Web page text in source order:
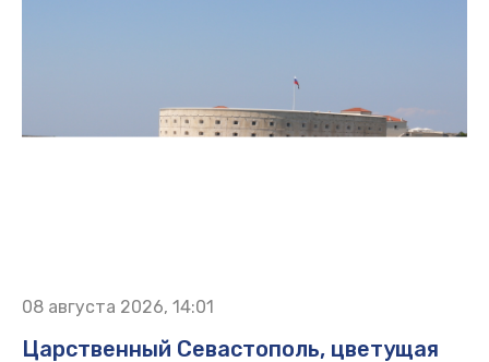
08 августа 2026, 14:01
Царственный Севастополь, цветущая